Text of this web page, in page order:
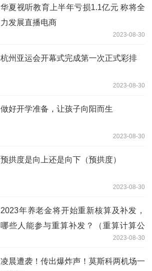
华夏视听教育上半年亏损1.1亿元 称将全
力发展直播电商
2023-08-30
杭州亚运会开幕式完成第一次正式彩排
2023-08-30
做好开学准备，让孩子向阳而生
2023-08-30
预拱度是向上还是向下（预拱度）
2023-08-30
2023年养老金将开始重新核算及补发，
哪些人能参与重算补发？（重算计算公
2023-08-30
凌晨遭袭！传出爆炸声！莫斯科两机场一